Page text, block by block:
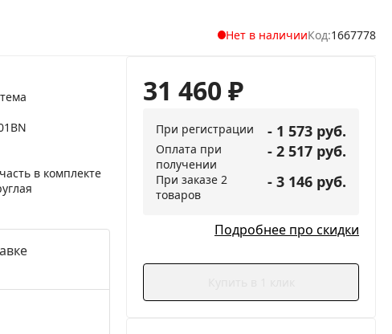
Нет в наличииКод:1667778
в комплекте
31 460₽
При регистрации - 1 573 руб.
Оплата при
получении
- 2 517 руб.
При заказе 2
товаров
- 3 146 руб.
Подробнее про скидки